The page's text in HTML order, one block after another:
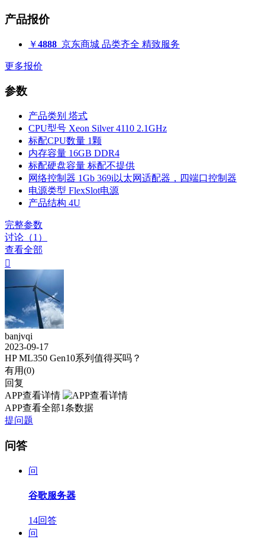
产品报价
￥4888 京东商城 品类齐全 精致服务
更多报价
参数
产品类别 塔式
CPU型号 Xeon Silver 4110 2.1GHz
标配CPU数量 1颗
内存容量 16GB DDR4
标配硬盘容量 标配不提供
网络控制器 1Gb 369i以太网适配器，四端口控制器
电源类型 FlexSlot电源
产品结构 4U
完整参数
讨论（1）
查看全部

banjvqi
2023-09-17
HP ML350 Gen10系列值得买吗？
有用(0)
回复
APP查看详情
APP查看全部1条数据
提问题
问答
问
谷歌服务器
14回答
问